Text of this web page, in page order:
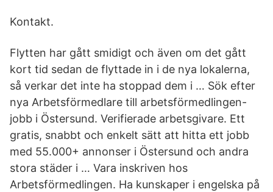
Kontakt.
Flytten har gått smidigt och även om det gått
kort tid sedan de flyttade in i de nya lokalerna,
så verkar det inte ha stoppad dem i … Sök efter
nya Arbetsförmedlare till arbetsförmedlingen-
jobb i Östersund. Verifierade arbetsgivare. Ett
gratis, snabbt och enkelt sätt att hitta ett jobb
med 55.000+ annonser i Östersund och andra
stora städer i … Vara inskriven hos
Arbetsförmedlingen. Ha kunskaper i engelska på